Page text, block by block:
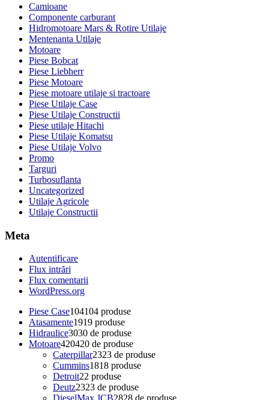
Camioane
Componente carburant
Hidromotoare Mars & Rotire Utilaje
Mentenanta Utilaje
Motoare
Piese Bobcat
Piese Liebherr
Piese Motoare
Piese motoare utilaje si tractoare
Piese Utilaje Case
Piese Utilaje Constructii
Piese utilaje Hitachi
Piese Utilaje Komatsu
Piese Utilaje Volvo
Promo
Targuri
Turbosuflanta
Uncategorized
Utilaje Agricole
Utilaje Constructii
Meta
Autentificare
Flux intrări
Flux comentarii
WordPress.org
Piese Case104104 produse
Atasamente1919 produse
Hidraulice3030 de produse
Motoare420420 de produse
Caterpillar2323 de produse
Cummins1818 produse
Detroit22 produse
Deutz2323 de produse